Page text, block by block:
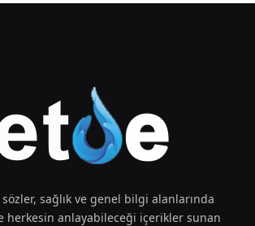
sağlık ve genel bilgi alanlarında
herkesin anlayabileceği içerikler sunan